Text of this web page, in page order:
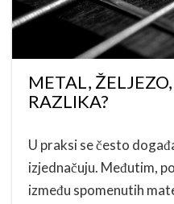
METAL,
RAZLIKA?
U praksi se često
izjednačuju. Međutim,
između spomenutih